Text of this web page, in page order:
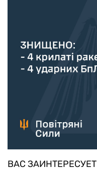
ВАС ЗАИНТЕРЕСУЕТ